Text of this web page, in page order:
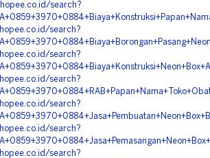
search?
search?
search?
search?
search?
search?
search?